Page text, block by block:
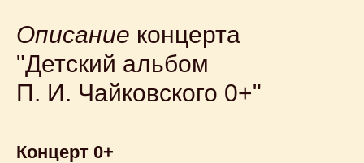
Описание концерта
"Детский альбом
П. И. Чайковского 0+"
Концерт 0+